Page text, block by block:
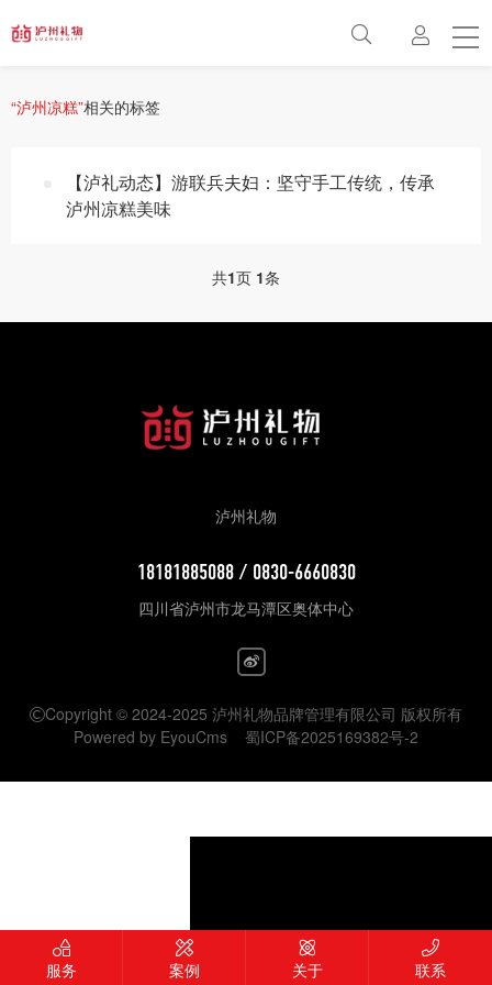
关于
“泸州凉糕”相关的标签
【泸礼动态】游联兵夫妇：坚守手工传统，传承
泸州凉糕美味
共1页 1条
泸州礼物
18181885088 / 0830-6660830
四川省泸州市龙马潭区奥体中心
Copyright © 2024-2025 泸州礼物品牌管理有限公司 版权所有
Powered by EyouCms
蜀ICP备2025169382号-2
服务 案例 关于 联系